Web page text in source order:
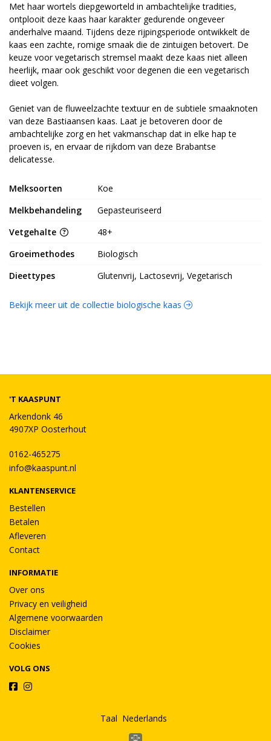
Met haar wortels diepgeworteld in ambachtelijke tradities,
ontplooit deze kaas haar karakter gedurende ongeveer
anderhalve maand. Tijdens deze rijpingsperiode ontwikkelt de
kaas een zachte, romige smaak die de zintuigen betovert. De
keuze voor vegetarisch stremsel maakt deze kaas niet alleen
heerlijk, maar ook geschikt voor degenen die een vegetarisch
dieet volgen.
Geniet van de fluweelzachte textuur en de subtiele smaaknoten
van deze Bastiaansen kaas. Laat je betoveren door de
ambachtelijke zorg en het vakmanschap dat in elke hap te
proeven is, en ervaar de rijkdom van deze Brabantse
delicatesse.
Melksoorten
Koe
Melkbehandeling
Gepasteuriseerd
Vetgehalte
48+
Groeimethodes
Biologisch
Dieettypes
Glutenvrij, Lactosevrij, Vegetarisch
Bekijk meer uit de collectie biologische kaas
'T KAASPUNT
Arkendonk 46
4907XP Oosterhout
0162-465275
info@kaaspunt.nl
KLANTENSERVICE
Bestellen
Betalen
Afleveren
Contact
INFORMATIE
Over ons
Privacy en veiligheid
Algemene voorwaarden
Disclaimer
Cookies
VOLG ONS
Taal